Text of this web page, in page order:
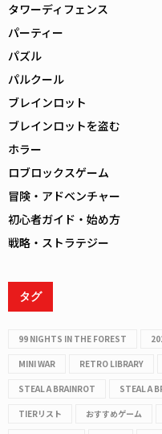
タワーディフェンス
パーティー
パズル
パルクール
ブレインロット
ブレインロットを盗む
ホラー
ロブロックスゲーム
冒険・アドベンチャー
初心者ガイド・始め方
戦略・ストラテジー
タグ
99 NIGHTS IN THE FOREST
MINI WAR RETRO LIBRARY
STEAL A BRAINROT STEAL A
TIERリスト おすすめゲーム